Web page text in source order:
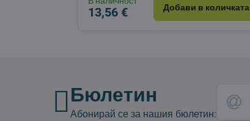
13,56 € Добави в количката
Бюлетин
Абонирай се за нашия бюлетин: